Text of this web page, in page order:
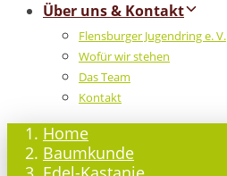
Über uns & Kontakt
Flensburger Jugendring e. V.
Wofür wir stehen
Das Team
Kontakt
Home
Baumkunde